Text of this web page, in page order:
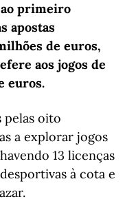
primeiro
apostas
de euros,
aos jogos de
euros.
pelas oito
a explorar jogos
13 licenças
à cota e